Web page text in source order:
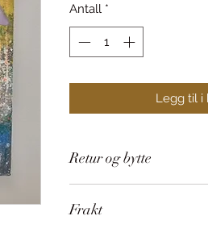
Antall *
Legg til i
Retur og bytte
Frakt